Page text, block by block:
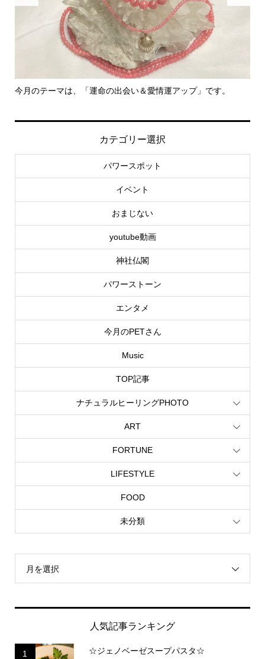
の出会い＆愛情運アップ」です。 里親さん募集中！
カテゴリー選択
パワースポット
イベント
おまじない
youtube動画
神社仏閣
パワーストーン
エンタメ
今月のPETさん
Music
TOP記事
ナチュラルヒーリングPHOTO
ART
FORTUNE
LIFESTYLE
FOOD
未分類
月を選択
人気記事ランキング
1 ☆ジェノベーゼスープパスタ☆